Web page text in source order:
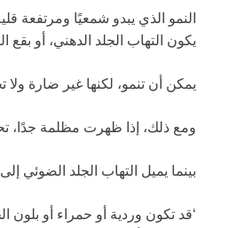
النمو الذي يبدو شمعيًا ومرتفعة
يكون التهاب الجلد الدهني، أو
يمكن أن تنمو، لكنها غير ضارة ولا
ومع ذلك، إذا ظهرت مظلمة جدًا،
بينما يميل التهاب الجلد الضوئي
‘قد تكون وردية أو حمراء أو بلون